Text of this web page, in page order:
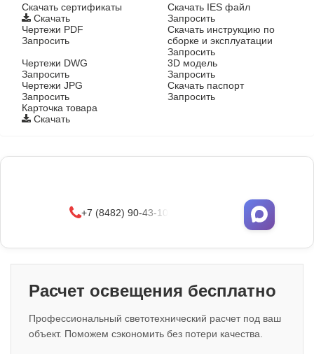
Cкачать сертификаты
Скачать
Скачать IES файл
Запросить
Чертежи PDF
Запросить
Скачать инструкцию по
сборке и эксплуатации
Запросить
Чертежи DWG
Запросить
3D модель
Запросить
Чертежи JPG
Запросить
Скачать паспорт
Запросить
Карточка товара
Скачать
+7 (8482) 90-43-10
Расчет освещения бесплатно
Профессиональный светотехнический расчет под ваш
объект. Поможем сэкономить без потери качества.